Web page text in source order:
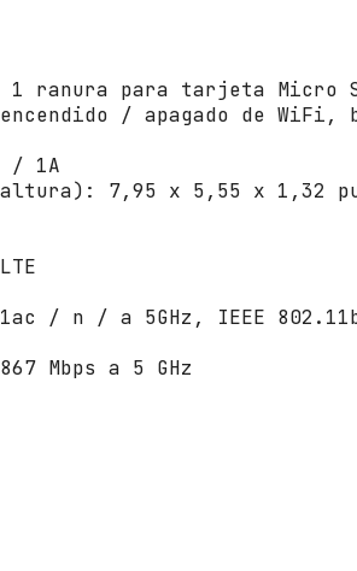
c
a
i
1 ranura para tarjeta Micro
/ apagado de WiFi,
/ 1A
altura): 7,95 x 5,55 x 1,32
/ n / a 5GHz, IEEE
Mbps a 5 GHz